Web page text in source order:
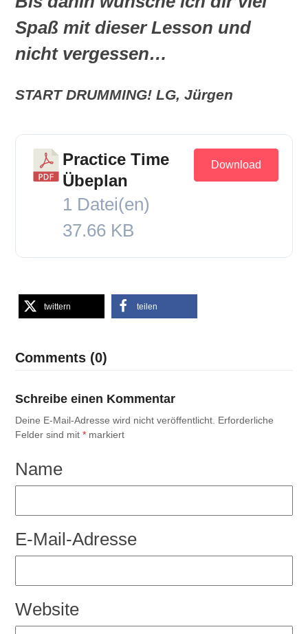
Spaß mit dieser Lesson und
nicht vergessen…
START DRUMMING! LG, Jürgen
Practice Time
Übeplan
1 Datei(en)
37.66 KB
Download
twittern teilen
Comments (0)
Schreibe einen Kommentar
Deine E-Mail-Adresse wird nicht veröffentlicht. Erforderliche
Felder sind mit* markiert
Name
E-Mail-Adresse
Website